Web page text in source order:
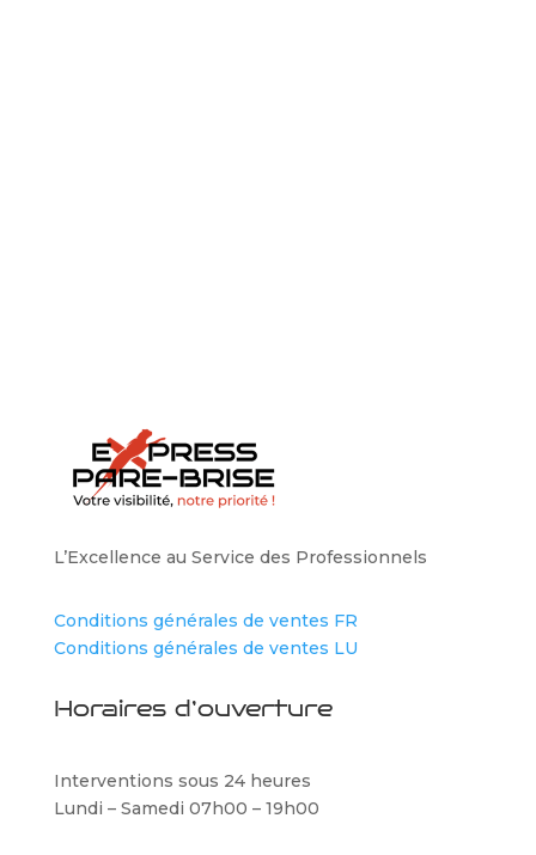
L’Excellence au Service des Professionnels
Conditions générales de ventes FR
Conditions générales de ventes LU
Horaires d’ouverture
Interventions sous 24 heures
Lundi – Samedi 07h00 – 19h00